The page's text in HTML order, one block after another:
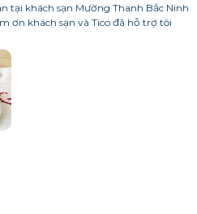
tại khách sạn Mường Thanh Bắc Ninh
ơn khách sạn và Tico đã hỗ trợ tôi